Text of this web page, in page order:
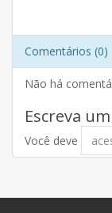
Comentários (0)
Não há
Escreva
Você deve